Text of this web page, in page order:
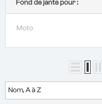
Fond de jante pour :
Moto
Nom, A à Z